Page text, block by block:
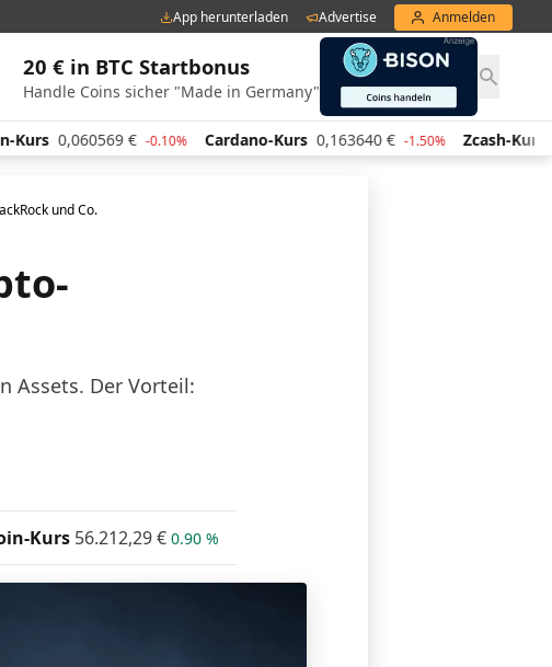
App herunterladen Advertise Anmelden
20 € in BTC Startbonus
Handle Coins sicher "Made in Germany"
€ -0.10% Cardano-Kurs 0,163640 € -1.50% Zcash-Kurs 438,20
und Co.
Assets. Der Vorteil:
Kurs 56.212,29€ 0.90 %